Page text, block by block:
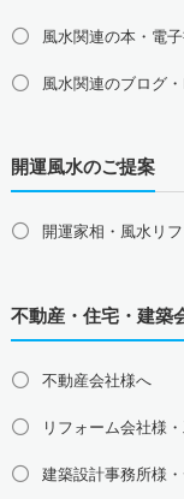
山梨県の占い師募集
東海地方の占い師募
愛知県の占い師募集
三重県の占い師募集
富山県の占い師募集
福井県の占い師募集
関西地方の占い師募
大阪府の占い師募集
奈良県の占い師募集
風水関連の本・電
風水関連のブログ
開運風水のご提案
開運家相・風水リ
不動産・住宅・建築
不動産会社様へ
リフォーム会社様
建築設計事務所様